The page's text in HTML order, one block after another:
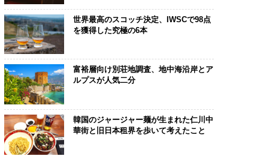
世界最高のスコッチ決定、IWSCで98点
を獲得した究極の6本
富裕層向け別荘地調査、地中海沿岸とア
ルプスが人気二分
韓国のジャージャー麺が生まれた仁川中
華街と旧日本租界を歩いて考えたこと